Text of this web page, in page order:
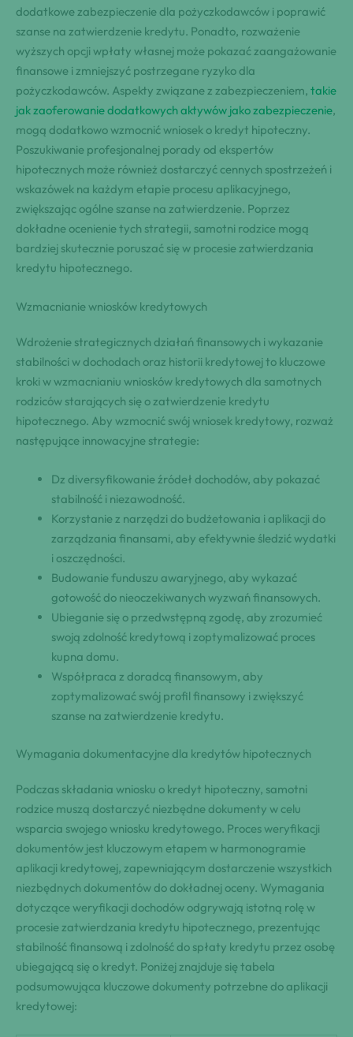
dodatkowe zabezpieczenie dla pożyczkodawców i poprawić
szanse na zatwierdzenie kredytu. Ponadto, rozważenie
wyższych opcji wpłaty własnej może pokazać zaangażowanie
finansowe i zmniejszyć postrzegane ryzyko dla
pożyczkodawców. Aspekty związane z zabezpieczeniem, takie
jak zaoferowanie dodatkowych aktywów jako zabezpieczenie,
mogą dodatkowo wzmocnić wniosek o kredyt hipoteczny.
Poszukiwanie profesjonalnej porady od ekspertów
hipotecznych może również dostarczyć cennych spostrzeżeń i
wskazówek na każdym etapie procesu aplikacyjnego,
zwiększając ogólne szanse na zatwierdzenie. Poprzez
dokładne ocenienie tych strategii, samotni rodzice mogą
bardziej skutecznie poruszać się w procesie zatwierdzania
kredytu hipotecznego.
Wzmacnianie wniosków kredytowych
Wdrożenie strategicznych działań finansowych i wykazanie
stabilności w dochodach oraz historii kredytowej to kluczowe
kroki w wzmacnianiu wniosków kredytowych dla samotnych
rodziców starających się o zatwierdzenie kredytu
hipotecznego. Aby wzmocnić swój wniosek kredytowy, rozważ
następujące innowacyjne strategie:
Dz diversyfikowanie źródeł dochodów, aby pokazać
stabilność i niezawodność.
Korzystanie z narzędzi do budżetowania i aplikacji do
zarządzania finansami, aby efektywnie śledzić wydatki
i oszczędności.
Budowanie funduszu awaryjnego, aby wykazać
gotowość do nieoczekiwanych wyzwań finansowych.
Ubieganie się o przedwstępną zgodę, aby zrozumieć
swoją zdolność kredytową i zoptymalizować proces
kupna domu.
Współpraca z doradcą finansowym, aby
zoptymalizować swój profil finansowy i zwiększyć
szanse na zatwierdzenie kredytu.
Wymagania dokumentacyjne dla kredytów hipotecznych
Podczas składania wniosku o kredyt hipoteczny, samotni
rodzice muszą dostarczyć niezbędne dokumenty w celu
wsparcia swojego wniosku kredytowego. Proces weryfikacji
dokumentów jest kluczowym etapem w harmonogramie
aplikacji kredytowej, zapewniającym dostarczenie wszystkich
niezbędnych dokumentów do dokładnej oceny. Wymagania
dotyczące weryfikacji dochodów odgrywają istotną rolę w
procesie zatwierdzania kredytu hipotecznego, prezentując
stabilność finansową i zdolność do spłaty kredytu przez osobę
ubiegającą się o kredyt. Poniżej znajduje się tabela
podsumowująca kluczowe dokumenty potrzebne do aplikacji
kredytowej: